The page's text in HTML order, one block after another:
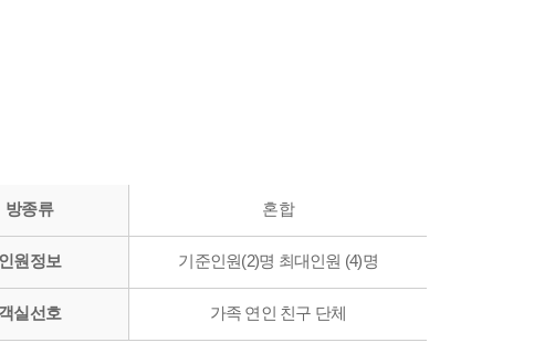
방종류 혼합
인원정보 기준인원(2)명 최대인원 (4)명
객실선호 가족 연인 친구 단체